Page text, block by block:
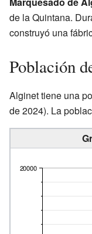
de la Quintana.
construyó una
Población
Alginet tiene una
de 2024). La